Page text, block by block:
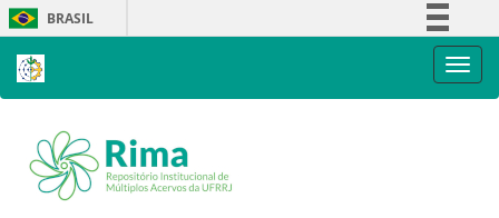
Skip
navigation
BRASIL